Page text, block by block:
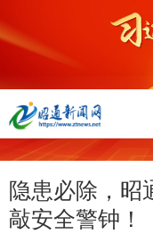
隐患必除，昭
敲安全警钟！